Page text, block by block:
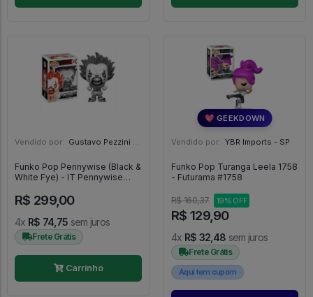
Vendido por: Gustavo Pezzini - MG
Funko Pop Pennywise (Black &
White Fye) - IT Pennywise
R$ 299,00
4x R$ 74,75 sem juros
Frete Grátis
Carrinho
💖 GEEKDOWN
Vendido por: YBR Imports - SP
Funko Pop Turanga Leela 1758
- Futurama #1758
R$ 160,37 19% OFF
R$ 129,90
4x R$ 32,48 sem juros
Frete Grátis
Aqui tem cupom